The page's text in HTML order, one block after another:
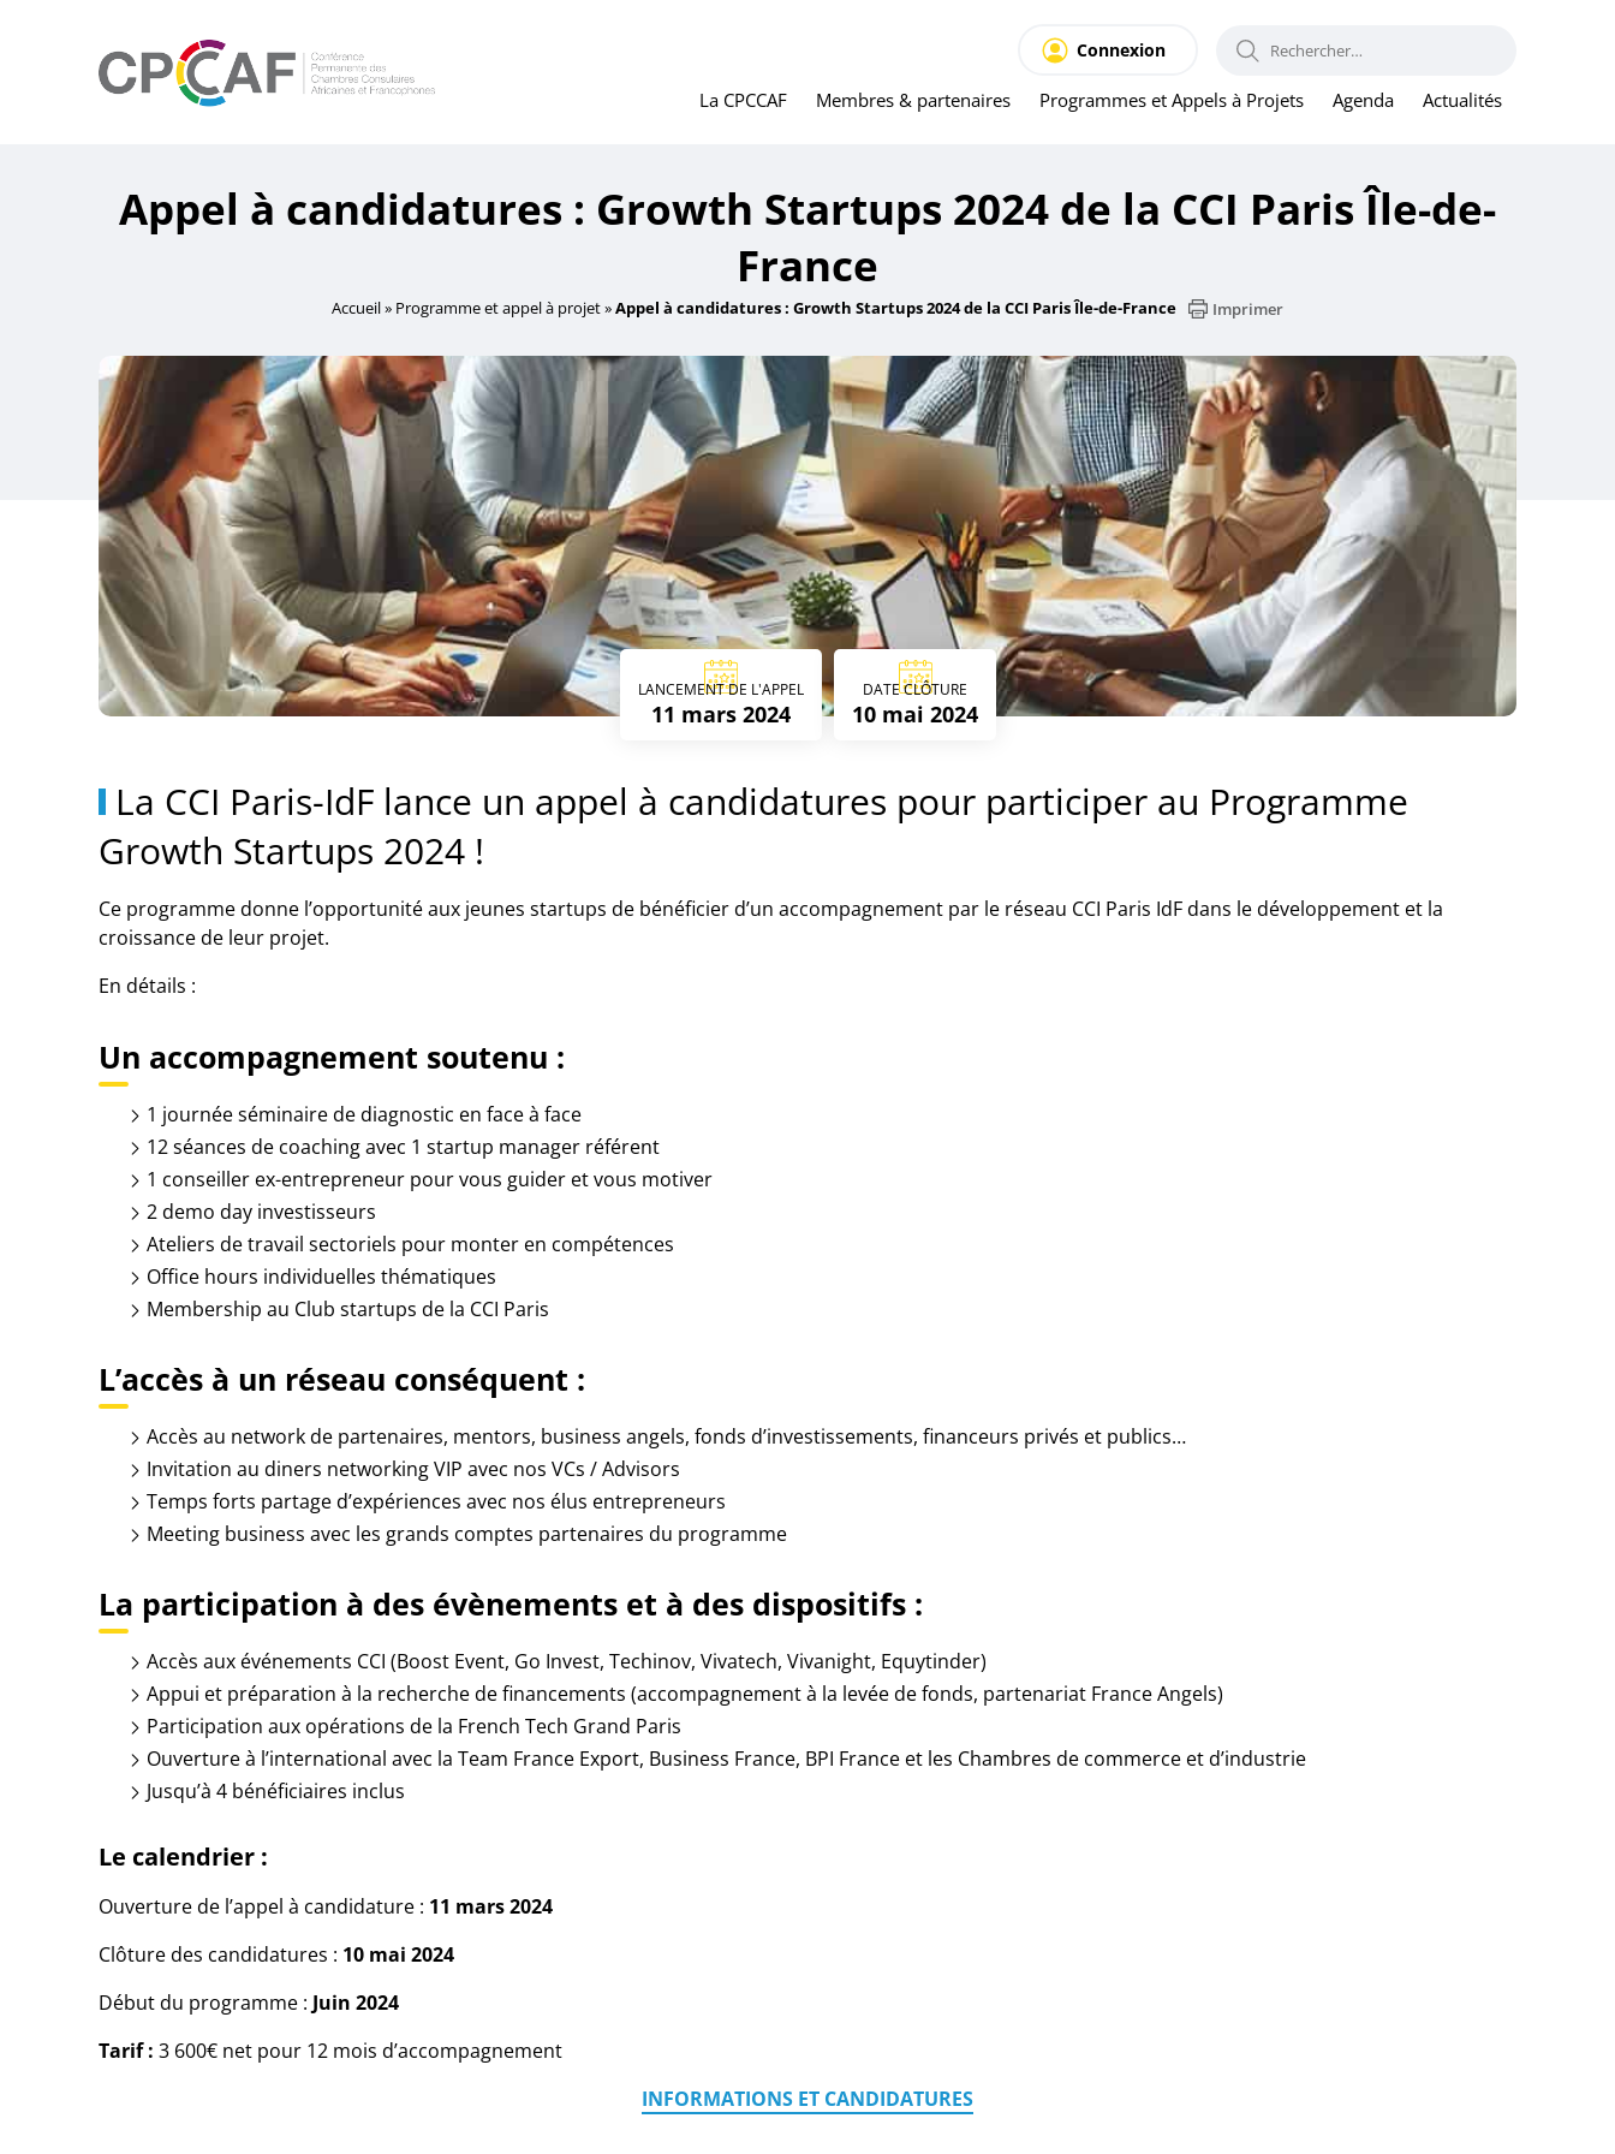
La CPCCAF Membres & partenaires Programmes et Appels à Projets Agenda Actualités
Connexion RECHERCHER :
Appel à candidatures : Growth Startups 2024 de la CCI Paris Île-de-
France
Accueil» Programme et appel à projet»Appel à candidatures : Growth Startups 2024 de la CCI Paris Île-de-France Imprimer
LANCEMENT DE L'APPEL
11 mars 2024
DATE CLÔTURE
10 mai 2024
La CCI Paris-IdF lance un appel à candidatures pour participer au Programme
Growth Startups 2024 !
Ce programme donne l’opportunité aux jeunes startups de bénéficier d’un accompagnement par le réseau CCI Paris IdF dans le développement et la
croissance de leur projet.
En détails :
Un accompagnement soutenu :
1 journée séminaire de diagnostic en face à face
12 séances de coaching avec 1 startup manager référent
1 conseiller ex-entrepreneur pour vous guider et vous motiver
2 demo day investisseurs
Ateliers de travail sectoriels pour monter en compétences
Office hours individuelles thématiques
Membership au Club startups de la CCI Paris
L’accès à un réseau conséquent :
Accès au network de partenaires, mentors, business angels, fonds d’investissements, financeurs privés et publics…
Invitation au diners networking VIP avec nos VCs / Advisors
Temps forts partage d’expériences avec nos élus entrepreneurs
Meeting business avec les grands comptes partenaires du programme
La participation à des évènements et à des dispositifs :
Accès aux événements CCI (Boost Event, Go Invest, Techinov, Vivatech, Vivanight, Equytinder)
Appui et préparation à la recherche de financements (accompagnement à la levée de fonds, partenariat France Angels)
Participation aux opérations de la French Tech Grand Paris
Ouverture à l’international avec la Team France Export, Business France, BPI France et les Chambres de commerce et d’industrie
Jusqu’à 4 bénéficiaires inclus
Le calendrier :
Ouverture de l’appel à candidature : 11 mars 2024
Clôture des candidatures : 10 mai 2024
Début du programme : Juin 2024
Tarif : 3 600€ net pour 12 mois d’accompagnement
INFORMATIONS ET CANDIDATURES